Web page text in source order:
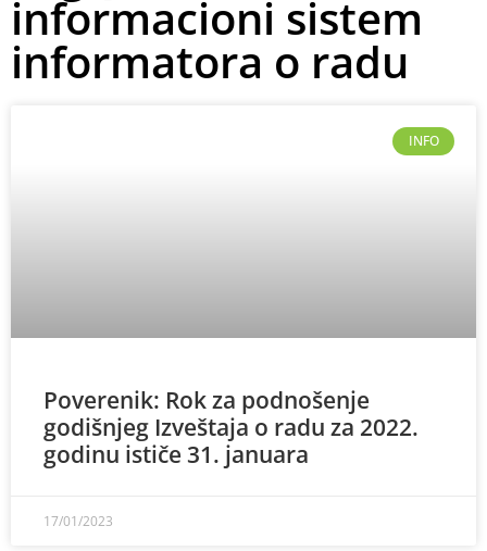
informacioni sistem
informatora o radu
INFO
Poverenik: Rok za podnošenje
godišnjeg Izveštaja o radu za 2022.
godinu ističe 31. januara
17/01/2023